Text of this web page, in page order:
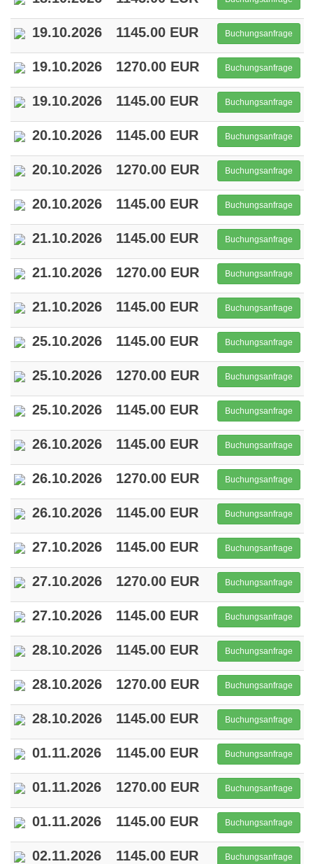
19.10.2026 1145.00 EUR Buchungsanfrage
19.10.2026 1270.00 EUR Buchungsanfrage
19.10.2026 1145.00 EUR Buchungsanfrage
20.10.2026 1145.00 EUR Buchungsanfrage
20.10.2026 1270.00 EUR Buchungsanfrage
20.10.2026 1145.00 EUR Buchungsanfrage
21.10.2026 1145.00 EUR Buchungsanfrage
21.10.2026 1270.00 EUR Buchungsanfrage
21.10.2026 1145.00 EUR Buchungsanfrage
25.10.2026 1145.00 EUR Buchungsanfrage
25.10.2026 1270.00 EUR Buchungsanfrage
25.10.2026 1145.00 EUR Buchungsanfrage
26.10.2026 1145.00 EUR Buchungsanfrage
26.10.2026 1270.00 EUR Buchungsanfrage
26.10.2026 1145.00 EUR Buchungsanfrage
27.10.2026 1145.00 EUR Buchungsanfrage
27.10.2026 1270.00 EUR Buchungsanfrage
27.10.2026 1145.00 EUR Buchungsanfrage
28.10.2026 1145.00 EUR Buchungsanfrage
28.10.2026 1270.00 EUR Buchungsanfrage
28.10.2026 1145.00 EUR Buchungsanfrage
01.11.2026 1145.00 EUR Buchungsanfrage
01.11.2026 1270.00 EUR Buchungsanfrage
01.11.2026 1145.00 EUR Buchungsanfrage
02.11.2026 1145.00 EUR Buchungsanfrage